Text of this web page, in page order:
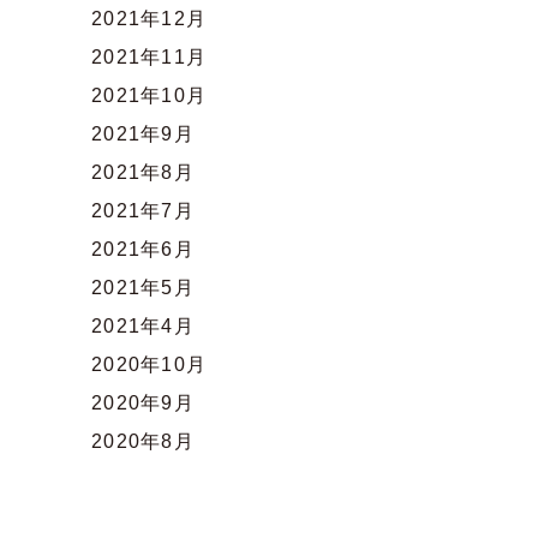
2021年12月
2021年11月
2021年10月
2021年9月
2021年8月
2021年7月
2021年6月
2021年5月
2021年4月
2020年10月
2020年9月
2020年8月